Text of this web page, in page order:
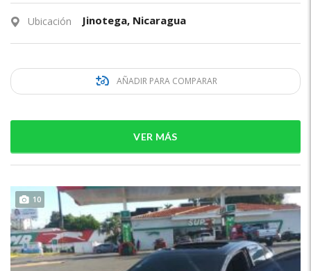
Ubicación Jinotega, Nicaragua
AÑADIR PARA COMPARAR
VER MÁS
10